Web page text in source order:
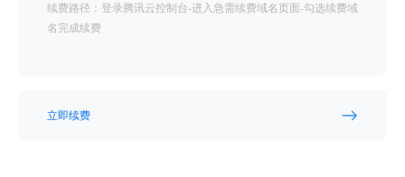
续费路径：登录腾讯云控制台-进入急需续费域名页面-勾选续费域
名完成续费
立即续费